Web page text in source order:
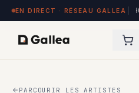
EN DIRECT · RÉSEAU GALLEA
exposées à Hôtel de l'ITHQ ·
PARCOURIR LES ARTISTES